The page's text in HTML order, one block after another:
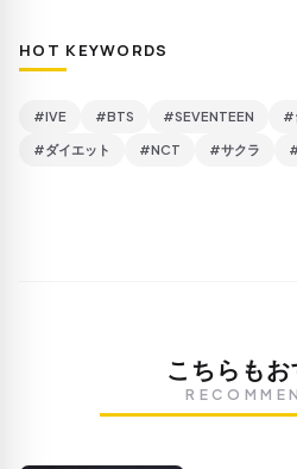
HOT KEYWORDS
#IVE #BTS #SEVENTEEN #
#ダイエット #NCT #サクラ
こちらも